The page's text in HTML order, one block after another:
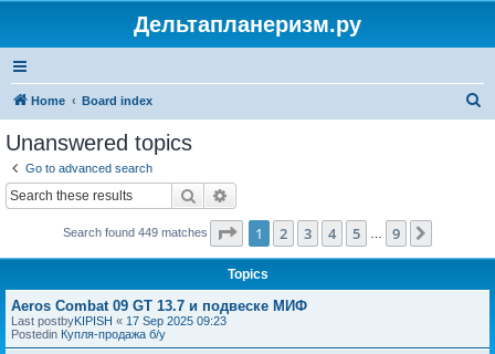
Дельтапланеризм.ру
Home Board index
Unanswered topics
Go to advanced search
Search
Search found 449 matches Page 1of 9
1 2 3 4 5 9
Topics
Aeros Combat 09 GT 13.7 и подвеске МИФ
Last postbyKIPISH « 17 Sep 2025 09:23
Postedin Купля-продажа б/у